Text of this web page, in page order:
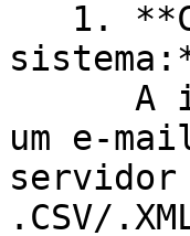
um e-
servidor
.CSV/